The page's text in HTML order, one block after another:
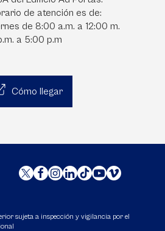
de atención es de:
de 8:00 a.m. a 12:00 m.
a 5:00 p.m
Cómo llegar
sujeta a inspección y vigilancia por el